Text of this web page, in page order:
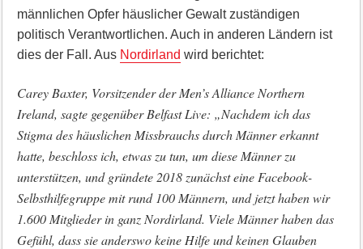
männlichen Opfer häuslicher Gewalt zuständigen
politisch Verantwortlichen. Auch in anderen Ländern ist
dies der Fall. Aus Nordirland wird berichtet:
Carey Baxter, Vorsitzender der Men’s Alliance Northern
Ireland, sagte gegenüber Belfast Live: „Nachdem ich das
Stigma des häuslichen Missbrauchs durch Männer erkannt
hatte, beschloss ich, etwas zu tun, um diese Männer zu
unterstützen, und gründete 2018 zunächst eine Facebook-
Selbsthilfegruppe mit rund 100 Männern, und jetzt haben wir
1.600 Mitglieder in ganz Nordirland. Viele Männer haben das
Gefühl, dass sie anderswo keine Hilfe und keinen Glauben